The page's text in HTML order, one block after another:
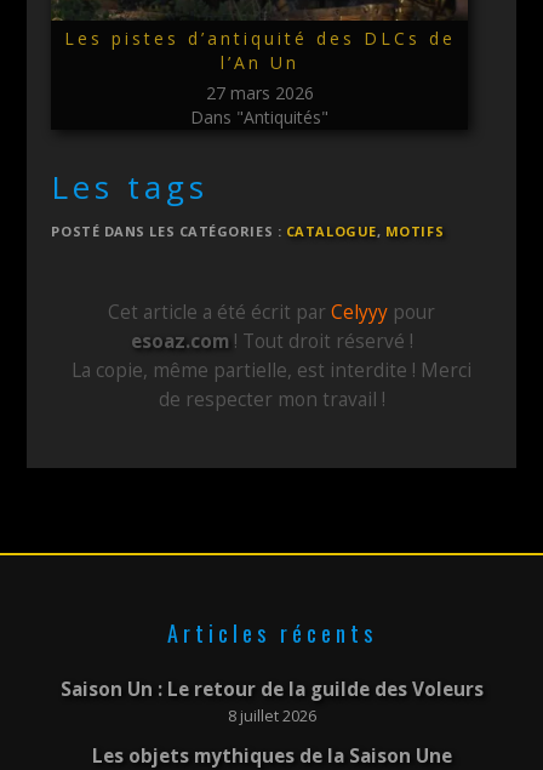
Les pistes d’antiquité des DLCs de
l’An Un
27 mars 2026
Dans "Antiquités"
Les tags
POSTÉ DANS LES CATÉGORIES : CATALOGUE, MOTIFS
Cet article a été écrit par Celyyy pour
esoaz.com ! Tout droit réservé !
La copie, même partielle, est interdite ! Merci
de respecter mon travail !
Articles récents
Saison Un : Le retour de la guilde des Voleurs
8 juillet 2026
Les objets mythiques de la Saison Une